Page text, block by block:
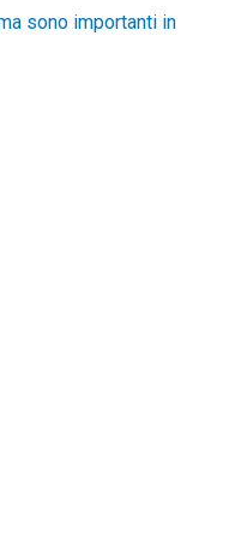
sono importanti in